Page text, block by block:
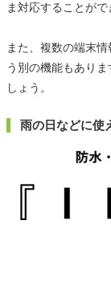
ま対応することがで
また、複数の端末
う別の機能もあり
しょう。
雨の日などに使